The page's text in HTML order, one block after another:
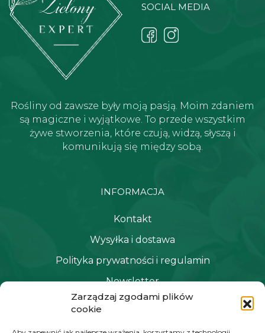
Zarządzaj zgodami plików
cookie
SOCIAL MEDIA
Rośliny od zawsze były moją pasją. Moim zdaniem
są magiczne i wyjątkowe. To przede wszystkim
żywe stworzenia, które czują, widzą, słyszą i
komunikują się między sobą.
INFORMACJA
Kontakt
Wysyłka i dostawa
Polityka prywatności i regulamin
Newsletter